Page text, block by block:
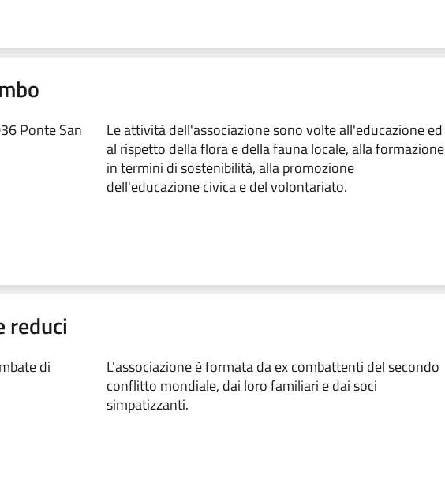
Ponte San
Le attività dell'associazione sono volte all'educazione ed
al rispetto della flora e della fauna locale, alla formazione
in termini di sostenibilità, alla promozione
dell'educazione civica e del volontariato.
reduci
di
L'associazione è formata da ex combattenti del secondo
conflitto mondiale, dai loro familiari e dai soci
simpatizzanti.